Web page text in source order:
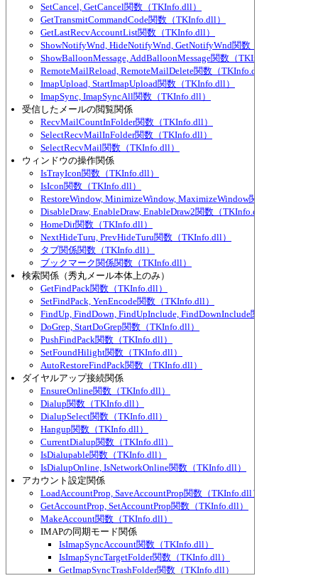
SetCancel, GetCancel関数（TKInfo.dll）
GetTransmitCommandCode関数（TKInfo.dll）
GetLastRecvAccountList関数（TKInfo.dll）
ShowNotifyWnd, HideNotifyWnd, GetNotifyWnd関数（TKInfo.dll）
ShowBalloonMessage, AddBalloonMessage関数（TKInfo.dll）
RemoteMailReload, RemoteMailDelete関数（TKInfo.dll）
ImapUpload, StartImapUpload関数（TKInfo.dll）
ImapSync, ImapSyncAll関数（TKInfo.dll）
受信したメールの閲覧関係
RecvMailCountInFolder関数（TKInfo.dll）
SelectRecvMailInFolder関数（TKInfo.dll）
SelectRecvMail関数（TKInfo.dll）
ウィンドウの操作関係
IsTrayIcon関数（TKInfo.dll）
IsIcon関数（TKInfo.dll）
RestoreWindow, MinimizeWindow, MaximizeWindow関数（
DisableDraw, EnableDraw, EnableDraw2関数（TKInfo.dll）
HomeDir関数（TKInfo.dll）
NextHideTuru, PrevHideTuru関数（TKInfo.dll）
タブ関係関数（TKInfo.dll）
ブックマーク関係関数（TKInfo.dll）
検索関係（秀丸メール本体上のみ）
GetFindPack関数（TKInfo.dll）
SetFindPack, YenEncode関数（TKInfo.dll）
FindUp, FindDown, FindUpInclude, FindDownInclude関数（
DoGrep, StartDoGrep関数（TKInfo.dll）
PushFindPack関数（TKInfo.dll）
SetFoundHilight関数（TKInfo.dll）
AutoRestoreFindPack関数（TKInfo.dll）
ダイヤルアップ接続関係
EnsureOnline関数（TKInfo.dll）
Dialup関数（TKInfo.dll）
DialupSelect関数（TKInfo.dll）
Hangup関数（TKInfo.dll）
CurrentDialup関数（TKInfo.dll）
IsDialupable関数（TKInfo.dll）
IsDialupOnline, IsNetworkOnline関数（TKInfo.dll）
アカウント設定関係
LoadAccountProp, SaveAccountProp関数（TKInfo.dll）
GetAccountProp, SetAccountProp関数（TKInfo.dll）
MakeAccount関数（TKInfo.dll）
IMAPの同期モード関係
IsImapSyncAccount関数（TKInfo.dll）
IsImapSyncTargetFolder関数（TKInfo.dll）
GetImapSyncTrashFolder関数（TKInfo.dll）